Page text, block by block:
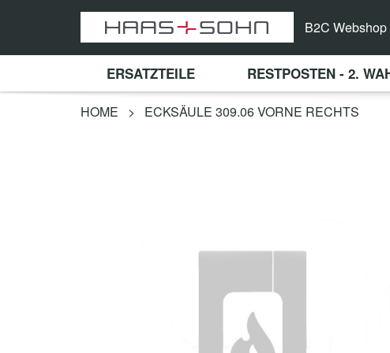
B2C Webshop
ERSATZTEILE RESTPOSTEN - 2.
HOME > ECKSÄULE 309.06 VORNE RECHTS